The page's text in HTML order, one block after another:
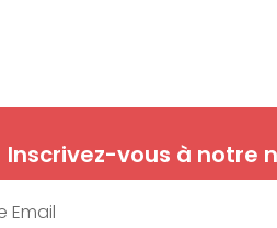
Inscrivez-vous à notre